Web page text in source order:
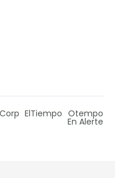
ElTiempo Otempo
En Alerte